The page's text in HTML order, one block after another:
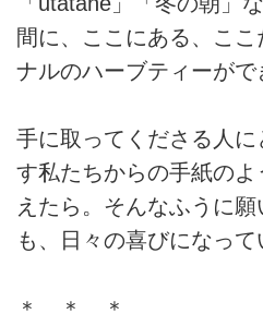
間に、ここにある、こ
ナルのハーブティーがで
手に取ってくださる人
す私たちからの手紙の
えたら。そんなふうに
も、日々の喜びになって
＊ ＊ ＊